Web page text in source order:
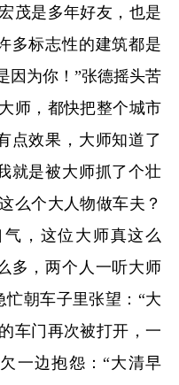
茂是多年好友，也是
多标志性的建筑都是
因为你！”张德摇头苦
师，都快把整个城市
点效果，大师知道了
就是被大师抓了个壮
么个大人物做车夫？
，这位大师真这么
多，两个人一听大师
朝车子里张望：“大
车门再次被打开，一
一边抱怨：“大清早